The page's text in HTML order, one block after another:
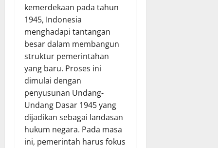
kemerdekaan pada tahun
1945, Indonesia
menghadapi tantangan
besar dalam membangun
struktur pemerintahan
yang baru. Proses ini
dimulai dengan
penyusunan Undang-
Undang Dasar 1945 yang
dijadikan sebagai landasan
hukum negara. Pada masa
ini, pemerintah harus fokus